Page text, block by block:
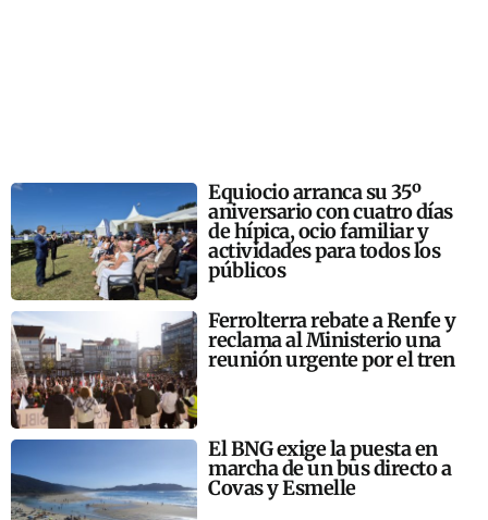
Equiocio arranca su 35º
aniversario con cuatro días
de hípica, ocio familiar y
actividades para todos los
públicos
Ferrolterra rebate a Renfe y
reclama al Ministerio una
reunión urgente por el tren
El BNG exige la puesta en
marcha de un bus directo a
Covas y Esmelle